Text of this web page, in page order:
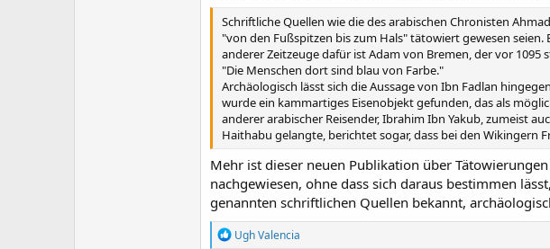
Schriftliche Quellen wie die des arabischen Chronisten
"von den Fußspitzen bis zum Hals" tätowiert gewesen
anderer Zeitzeuge dafür ist Adam von Bremen, der vor
"Die Menschen dort sind blau von Farbe."
Archäologisch lässt sich die Aussage von Ibn Fadlan
wurde ein kammartiges Eisenobjekt gefunden, das als
anderer arabischer Reisender, Ibrahim Ibn Yakub, zumeist
Haithabu gelangte, berichtet sogar, dass bei den Wikingern
Mehr ist dieser neuen Publikation über
nachgewiesen, ohne dass sich daraus bestimmen
genannten schriftlichen Quellen bekannt,
RUgh Valencia